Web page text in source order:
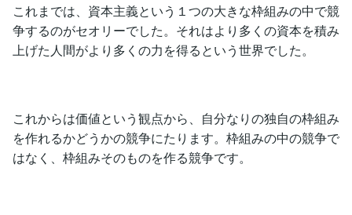
これまでは、資本主義という１つの大きな枠組みの中で競
争するのがセオリーでした。それはより多くの資本を積み
上げた人間がより多くの力を得るという世界でした。
これからは価値という観点から、自分なりの独自の枠組み
を作れるかどうかの競争にたります。枠組みの中の競争で
はなく、枠組みそのものを作る競争です。